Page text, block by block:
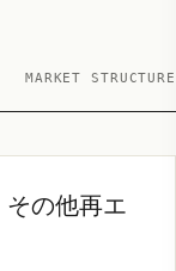
MARKET STRUCTURE
その他再エ